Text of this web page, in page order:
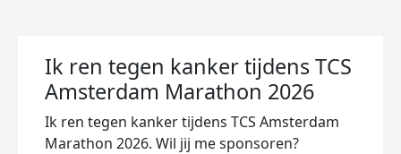
Ik ren tegen kanker tijdens TCS
Amsterdam Marathon 2026
Ik ren tegen kanker tijdens TCS Amsterdam
Marathon 2026. Wil jij me sponsoren?